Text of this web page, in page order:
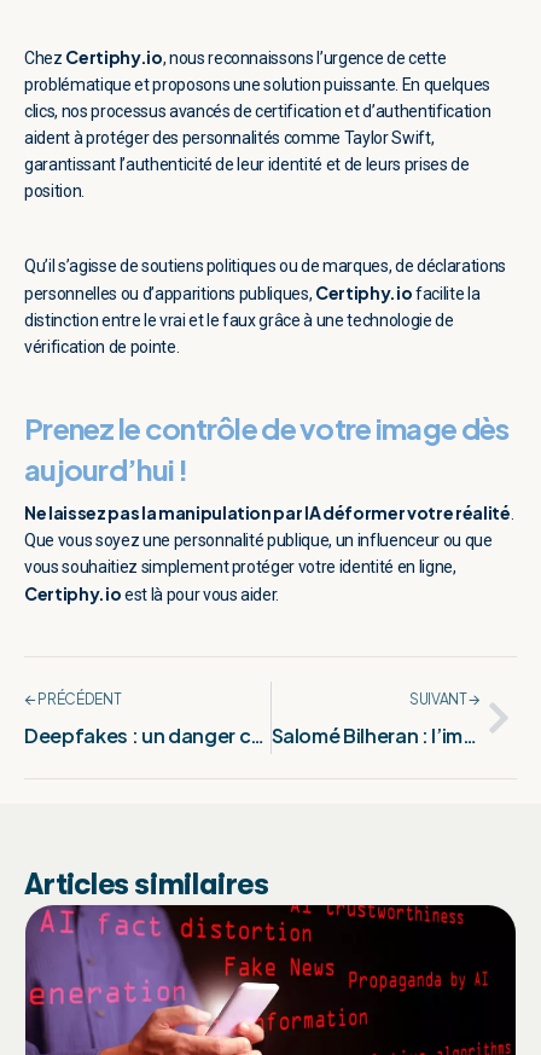
Chez Certiphy.io, nous reconnaissons l’urgence de cette
problématique et proposons une solution puissante. En quelques
clics, nos processus avancés de certification et d’authentification
aident à protéger des personnalités comme Taylor Swift,
garantissant l’authenticité de leur identité et de leurs prises de
position.
Qu’il s’agisse de soutiens politiques ou de marques, de déclarations
personnelles ou d’apparitions publiques, Certiphy.iofacilite la
distinction entre le vrai et le faux grâce à une technologie de
vérification de pointe.
Prenez le contrôle de votre image dès
aujourd’hui !
Ne laissez pas la manipulation par IA déformer votre réalité
Que vous soyez une personnalité publique, un influenceur ou que
vous souhaitiez simplement protéger votre identité en ligne,
Certiphy.ioest là pour vous aider.
🡨 PRÉCÉDENT
Deepfakes : un danger croissant pour le secteur de la santé
SUIVANT 🡪
Salomé Bilheran : l’importance de protéger ses photos en ligne
Articles similaires